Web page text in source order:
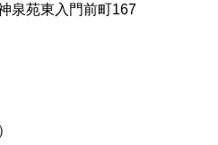
泉苑東入門前町167